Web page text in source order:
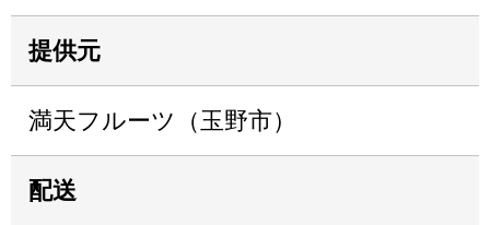
提供元
満天フルーツ（玉野市）
配送